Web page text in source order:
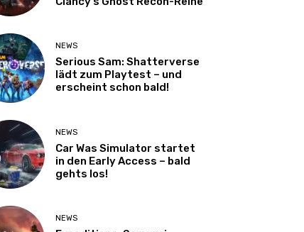
NEWS
Serious Sam: Shatterverse
lädt zum Playtest – und
erscheint schon bald!
NEWS
Car Was Simulator startet
in den Early Access – bald
gehts los!
NEWS